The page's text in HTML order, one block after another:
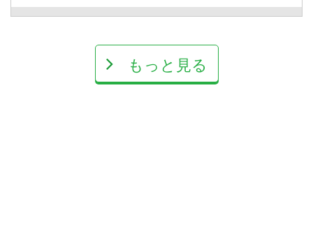
もっと見る